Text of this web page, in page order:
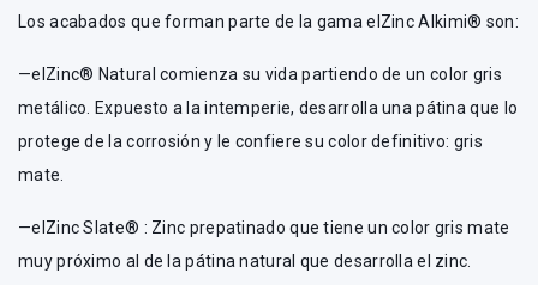
Los acabados que forman parte de la gama elZinc Alkimi® son:
—elZinc® Natural comienza su vida partiendo de un color gris
metálico. Expuesto a la intemperie, desarrolla una pátina que lo
protege de la corrosión y le confiere su color definitivo: gris
mate.
—elZinc Slate® : Zinc prepatinado que tiene un color gris mate
muy próximo al de la pátina natural que desarrolla el zinc.